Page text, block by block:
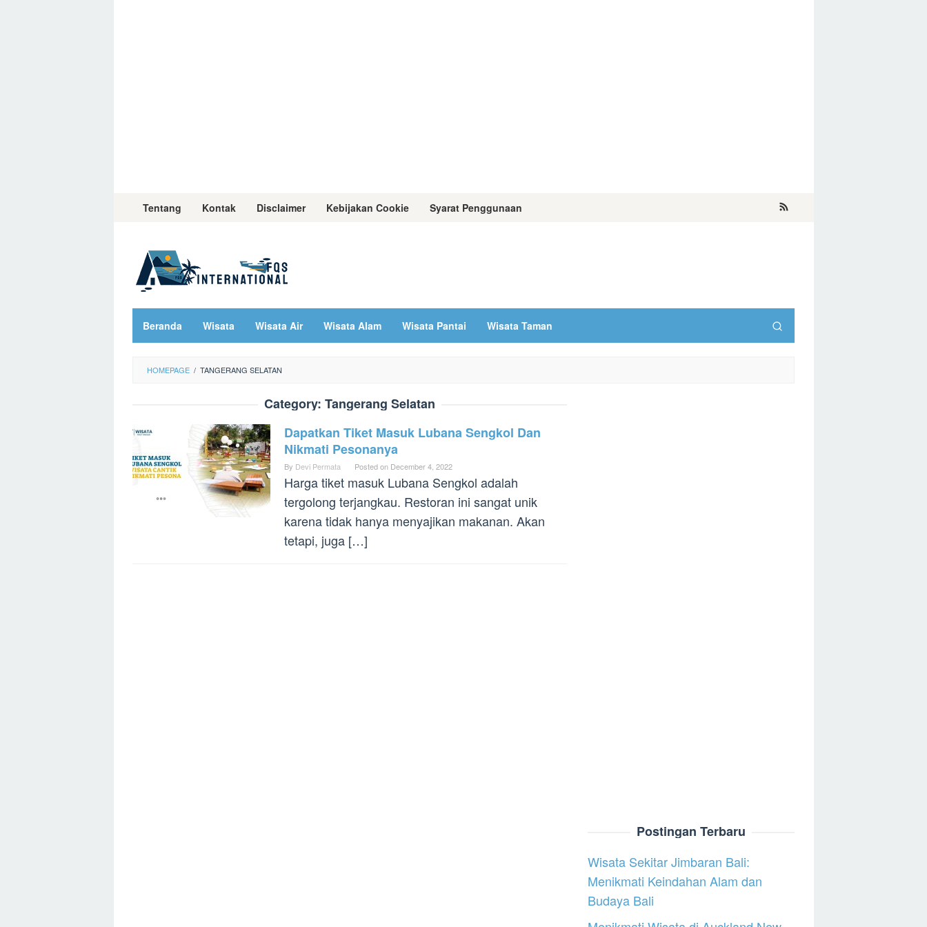
Tentang Kontak Disclaimer Kebijakan Cookie Syarat Penggunaan
Beranda Wisata Wisata Air Wisata Alam Wisata Pantai Wisata Taman
HOMEPAGE / TANGERANG SELATAN
Category: Tangerang Selatan
Dapatkan Tiket Masuk Lubana Sengkol Dan
Nikmati Pesonanya
By Devi Permata Posted on December 4, 2022
Harga tiket masuk Lubana Sengkol adalah
tergolong terjangkau. Restoran ini sangat unik
karena tidak hanya menyajikan makanan. Akan
tetapi, juga […]
Postingan Terbaru
Wisata Sekitar Jimbaran Bali:
Menikmati Keindahan Alam dan
Budaya Bali